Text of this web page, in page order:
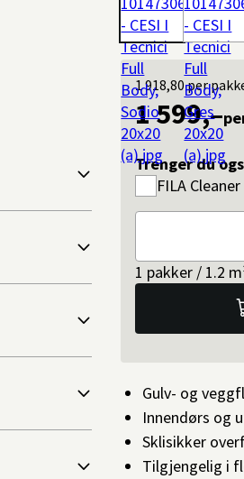
1 918,80 per
1 599,–
Trenger du
FILA
1 pakker / 1.2
Gulv- og
Innendørs og
Sklisikker
Tilgjengelig i